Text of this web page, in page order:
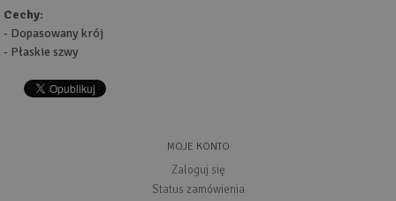
Cechy:
- Dopasowany krój
- Płaskie szwy
MOJE KONTO
Zaloguj się
Status zamówienia